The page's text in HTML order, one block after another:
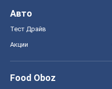
Авто
Тест Драйв
Акции
Food Oboz